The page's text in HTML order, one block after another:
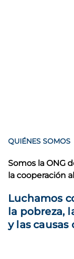
QUIÉNES SOMOS
Somos la ONG
la cooperación
Luchamos
la pobreza,
y las causas